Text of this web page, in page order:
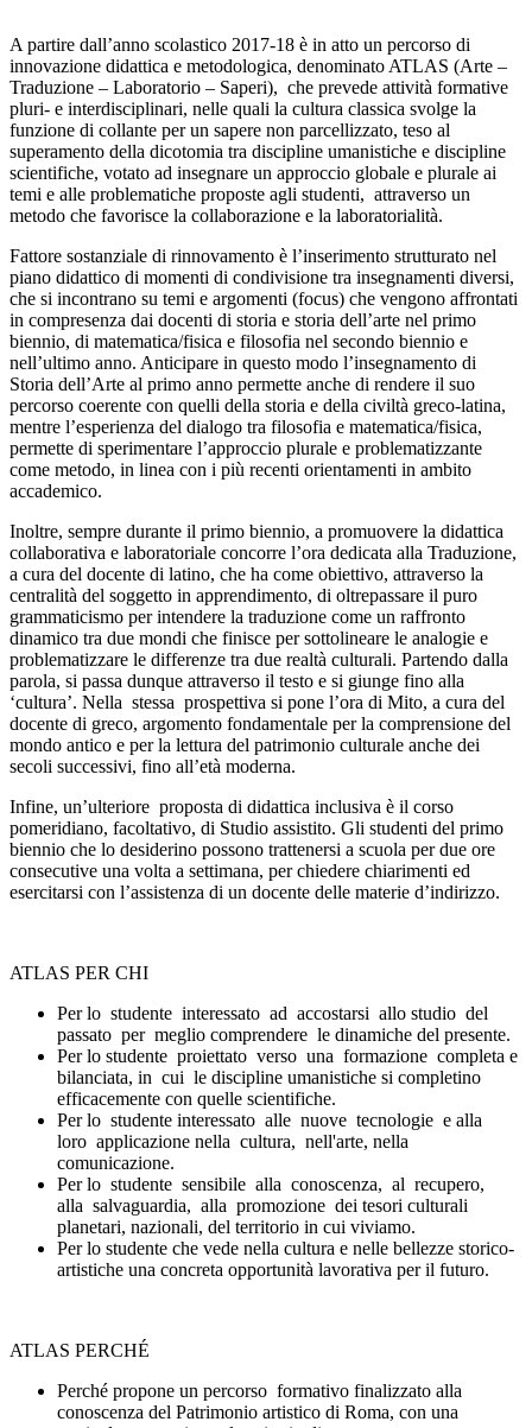
A partire dall’anno scolastico 2017-18 è in atto un percorso di
innovazione didattica e metodologica, denominato ATLAS (Arte –
Traduzione – Laboratorio – Saperi), che prevede attività formative
pluri- e interdisciplinari, nelle quali la cultura classica svolge la
funzione di collante per un sapere non parcellizzato, teso al
superamento della dicotomia tra discipline umanistiche e discipline
scientifiche, votato ad insegnare un approccio globale e plurale ai
temi e alle problematiche proposte agli studenti, attraverso un
metodo che favorisce la collaborazione e la laboratorialità.
Fattore sostanziale di rinnovamento è l’inserimento strutturato nel
piano didattico di momenti di condivisione tra insegnamenti diversi,
che si incontrano su temi e argomenti (focus) che vengono affrontati
in compresenza dai docenti di storia e storia dell’arte nel primo
biennio, di matematica/fisica e filosofia nel secondo biennio e
nell’ultimo anno. Anticipare in questo modo l’insegnamento di
Storia dell’Arte al primo anno permette anche di rendere il suo
percorso coerente con quelli della storia e della civiltà greco-latina,
mentre l’esperienza del dialogo tra filosofia e matematica/fisica,
permette di sperimentare l’approccio plurale e problematizzante
come metodo, in linea con i più recenti orientamenti in ambito
accademico.
Inoltre, sempre durante il primo biennio, a promuovere la didattica
collaborativa e laboratoriale concorre l’ora dedicata alla Traduzione,
a cura del docente di latino, che ha come obiettivo, attraverso la
centralità del soggetto in apprendimento, di oltrepassare il puro
grammaticismo per intendere la traduzione come un raffronto
dinamico tra due mondi che finisce per sottolineare le analogie e
problematizzare le differenze tra due realtà culturali. Partendo dalla
parola, si passa dunque attraverso il testo e si giunge fino alla
‘cultura’. Nella stessa prospettiva si pone l’ora di Mito, a cura del
docente di greco, argomento fondamentale per la comprensione del
mondo antico e per la lettura del patrimonio culturale anche dei
secoli successivi, fino all’età moderna.
Infine, un’ulteriore proposta di didattica inclusiva è il corso
pomeridiano, facoltativo, di Studio assistito. Gli studenti del primo
biennio che lo desiderino possono trattenersi a scuola per due ore
consecutive una volta a settimana, per chiedere chiarimenti ed
esercitarsi con l’assistenza di un docente delle materie d’indirizzo.
ATLAS PER CHI
Per lo studente interessato ad accostarsi allo studio del
passato per meglio comprendere le dinamiche del presente.
Per lo studente proiettato verso una formazione completa e
bilanciata, in cui le discipline umanistiche si completino
efficacemente con quelle scientifiche.
Per lo studente interessato alle nuove tecnologie e alla
loro applicazione nella cultura, nell'arte, nella
comunicazione.
Per lo studente sensibile alla conoscenza, al recupero,
alla salvaguardia, alla promozione dei tesori culturali
planetari, nazionali, del territorio in cui viviamo.
Per lo studente che vede nella cultura e nelle bellezze storico-
artistiche una concreta opportunità lavorativa per il futuro.
ATLAS PERCHÉ
Perché propone un percorso formativo finalizzato alla
conoscenza del Patrimonio artistico di Roma, con una